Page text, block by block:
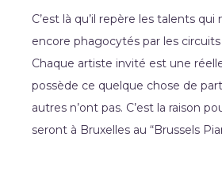
C’est là qu’il repère les talents qui
encore phagocytés par les circuits
Chaque artiste invité est une
possède ce quelque chose de
autres n’ont pas. C’est la raison
seront à Bruxelles au “Brussels